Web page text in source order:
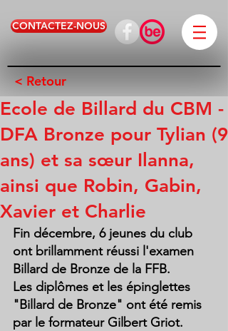
CONTACTEZ-NOUS
< Retour
Ecole de Billard du CBM -
DFA Bronze pour Tylian (9
ans) et sa sœur Ilanna,
ainsi que Robin, Gabin,
Xavier et Charlie
Fin décembre, 6 jeunes du club
ont brillamment réussi l'examen
Billard de Bronze de la FFB.
Les diplômes et les épinglettes
"Billard de Bronze" ont été remis
par le formateur Gilbert Griot.